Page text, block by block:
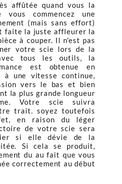
affûtée quand vous la
vous commencez une
(mais sans effort)
faite la juste affleurer la
à couper. Il n'est pas
votre scie lors de la
tous les outils, la
est obtenue en
à une vitesse continue,
vers le bas et bien
la plus grande longueur
Votre scie suivra
trait. soyez toutefois
en raison du léger
de votre scie sera
si elle dévie de la
Si cela se produit,
du au fait que vous
correctement au début